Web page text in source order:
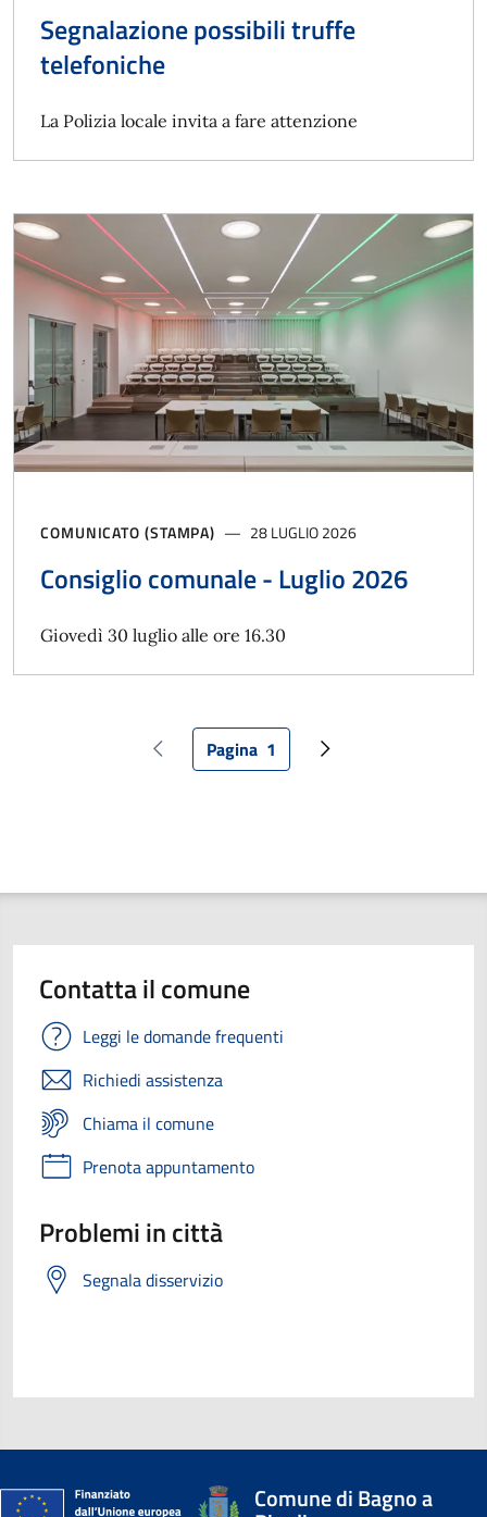
Segnalazione possibili truffe
telefoniche
La Polizia locale invita a fare attenzione
COMUNICATO (STAMPA) 28 LUGLIO 2026
Consiglio comunale - Luglio 2026
Giovedì 30 luglio alle ore 16.30
Pagina precedente
Pagina attuale
Pagina 1 Pagina successiva
Contatta il comune
Leggi le domande frequenti
Richiedi assistenza
Chiama il comune
Prenota appuntamento
Problemi in città
Segnala disservizio
Comune di Bagno a